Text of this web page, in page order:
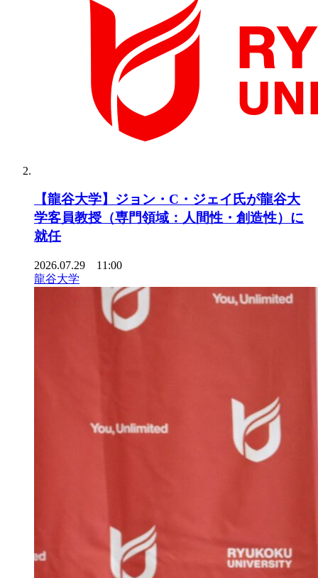
【龍谷大学】ジョン・C・ジェイ氏が龍谷大
学客員教授（専門領域：人間性・創造性）に
就任
2026.07.29 11:00
龍谷大学